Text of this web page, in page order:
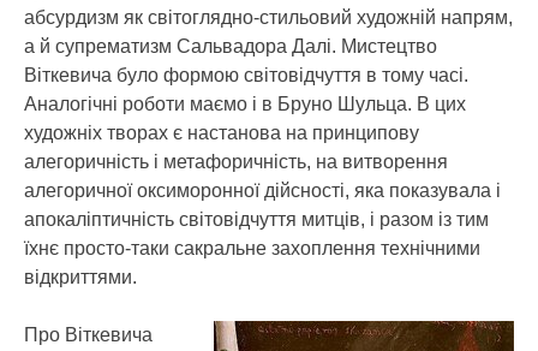
абсурдизм як світоглядно-стильовий художній напрям,
а й супрематизм Сальвадора Далі. Мистецтво
Віткевича було формою світовідчуття в тому часі.
Аналогічні роботи маємо і в Бруно Шульца. В цих
художніх творах є настанова на принципову
алегоричність і метафоричність, на витворення
алегоричної оксиморонної дійсності, яка показувала і
апокаліптичність світовідчуття митців, і разом із тим
їхнє просто-таки сакральне захоплення технічними
відкриттями.
Про Віткевича